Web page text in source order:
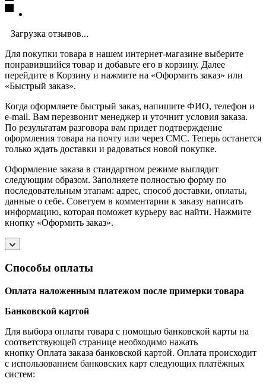
Загрузка отзывов...
Для покупки товара в нашем интернет-магазине выберите
понравившийся товар и добавьте его в корзину. Далее
перейдите в Корзину и нажмите на «Оформить заказ» или
«Быстрый заказ».
Когда оформляете быстрый заказ, напишите ФИО, телефон и
e-mail. Вам перезвонит менеджер и уточнит условия заказа.
По результатам разговора вам придет подтверждение
оформления товара на почту или через СМС. Теперь останется
только ждать доставки и радоваться новой покупке.
Оформление заказа в стандартном режиме выглядит
следующим образом. Заполняете полностью форму по
последовательным этапам: адрес, способ доставки, оплаты,
данные о себе. Советуем в комментарии к заказу написать
информацию, которая поможет курьеру вас найти. Нажмите
кнопку «Оформить заказ».
Способы оплаты
Оплата наложенным платежом после примерки товара
Банковской картой
Для выбора оплаты товара с помощью банковской карты на
соответствующей странице необходимо нажать
кнопку Оплата заказа банковской картой. Оплата происходит
с использованием банковских карт следующих платёжных
систем: